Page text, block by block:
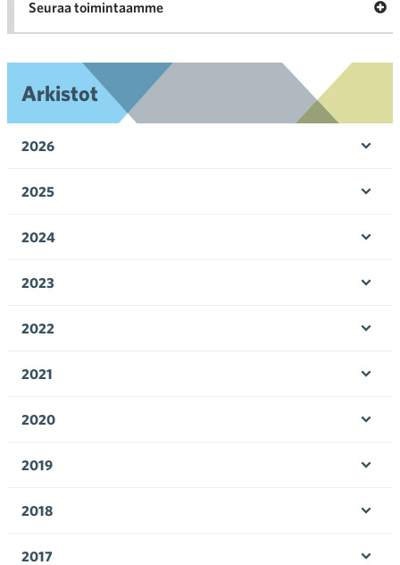
Seuraa toimintaamme
Arkistot
2026
2025
2024
2023
2022
2021
2020
2019
2018
2017